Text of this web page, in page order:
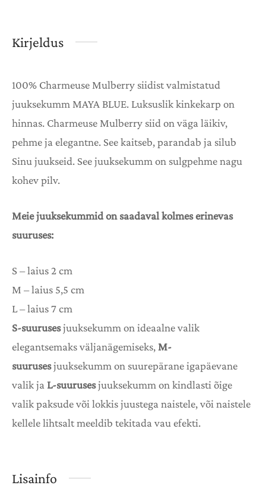
Kirjeldus
100% Charmeuse Mulberry siidist valmistatud
juuksekumm MAYA BLUE. Luksuslik kinkekarp on
hinnas. Charmeuse Mulberry siid on väga läikiv,
pehme ja elegantne. See kaitseb, parandab ja silub
Sinu juukseid. See juuksekumm on sulgpehme nagu
kohev pilv.
Meie juuksekummid on saadaval kolmes erinevas
suuruses:
S – laius 2 cm
M – laius 5,5 cm
L – laius 7 cm
S-suurusesjuuksekumm on ideaalne valik
elegantsemaks väljanägemiseks, M-
suurusesjuuksekumm on suurepärane igapäevane
valik ja L-suurusesjuuksekumm on kindlasti õige
valik paksude või lokkis juustega naistele, või naistele
kellele lihtsalt meeldib tekitada vau efekti.
Lisainfo